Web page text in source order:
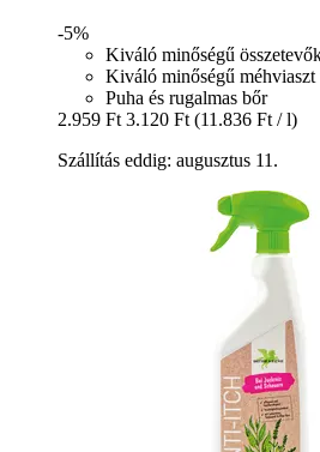
-5%
Kiváló minőségű
Kiváló minőségű méhviaszt
Puha és rugalmas bőr
2.959 Ft 3.120 Ft (11.836 Ft / l)
Szállítás eddig: augusztus 11.